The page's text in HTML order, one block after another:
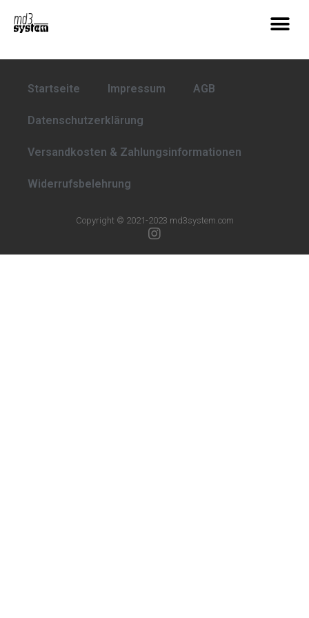
Startseite Impressum AGB
Datenschutzerklärung
Versandkosten & Zahlungsinformationen
Widerrufsbelehrung
Copyright © 2021-2023 md3system.com